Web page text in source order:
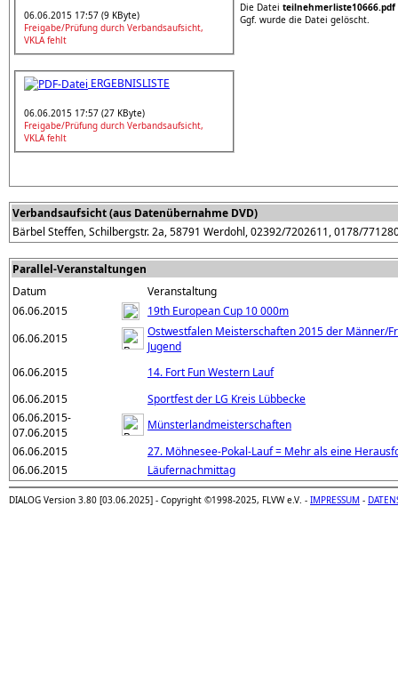
06.06.2015 17:57 (9 KByte)
Freigabe/Prüfung durch Verbandsaufsicht,
VKLA fehlt
ERGEBNISLISTE
06.06.2015 17:57 (27 KByte)
Freigabe/Prüfung durch Verbandsaufsicht,
VKLA fehlt
Die Datei teilnehmerliste10666.pdf
Ggf. wurde die Datei gelöscht.
Verbandsaufsicht (aus Datenübernahme DVD)
Bärbel Steffen, Schilbergstr. 2a, 58791 Werdohl, 02392/7202611, 0178/
Parallel-Veranstaltungen
Datum
Veranstaltung
06.06.2015
19th European Cup 10 000m
06.06.2015
Ostwestfalen Meisterschaften 2015 der Männer/
Jugend
06.06.2015
14. Fort Fun Western Lauf
06.06.2015
Sportfest der LG Kreis Lübbecke
06.06.2015-
07.06.2015
Münsterlandmeisterschaften
06.06.2015
27. Möhnesee-Pokal-Lauf = Mehr als eine
06.06.2015
Läufernachmittag
DIALOG Version 3.80 [03.06.2025] - Copyright ©1998-2025, FLVW e.V. - IMPRESSUM -